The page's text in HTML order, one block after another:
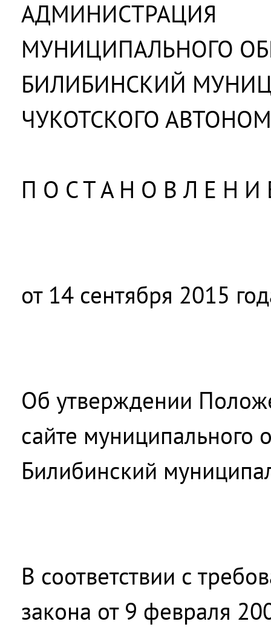
АДМИНИСТРАЦИЯ
МУНИЦИПАЛЬНОГО
БИЛИБИНСКИЙ
ЧУКОТСКОГО
П О С Т А Н О В Л Е Н И
от 14 сентября 2015
Об утверждении
сайте муниципального
Билибинский
В соответствии с
закона от 9 февраля